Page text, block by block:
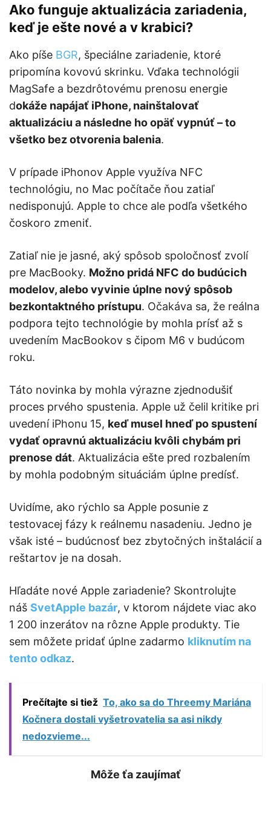
Ako funguje aktualizácia zariadenia,
keď je ešte nové a v krabici?
Ako píše BGR, špeciálne zariadenie, ktoré
pripomína kovovú skrinku. Vďaka technológii
MagSafe a bezdrôtovému prenosu energie
dokáže napájať iPhone, nainštalovať
aktualizáciu a následne ho opäť vypnúť – to
všetko bez otvorenia balenia.
V prípade iPhonov Apple využíva NFC
technológiu, no Mac počítače ňou zatiaľ
nedisponujú. Apple to chce ale podľa všetkého
čoskoro zmeniť.
Zatiaľ nie je jasné, aký spôsob spoločnosť zvolí
pre MacBooky. Možno pridá NFC do budúcich
modelov, alebo vyvinie úplne nový spôsob
bezkontaktného prístupu. Očakáva sa, že reálna
podpora tejto technológie by mohla prísť až s
uvedením MacBookov s čipom M6 v budúcom
roku.
Táto novinka by mohla výrazne zjednodušiť
proces prvého spustenia. Apple už čelil kritike pri
uvedení iPhonu 15, keď musel hneď po spustení
vydať opravnú aktualizáciu kvôli chybám pri
prenose dát. Aktualizácia ešte pred rozbalením
by mohla podobným situáciám úplne predísť.
Uvidíme, ako rýchlo sa Apple posunie z
testovacej fázy k reálnemu nasadeniu. Jedno je
však isté – budúcnosť bez zbytočných inštalácií a
reštartov je na dosah.
Hľadáte nové Apple zariadenie? Skontrolujte
náš SvetApple bazár, v ktorom nájdete viac ako
1 200 inzerátov na rôzne Apple produkty. Tie
sem môžete pridať úplne zadarmo kliknutím na
tento odkaz.
Prečítajte si tiež To, ako sa do Threemy Mariána
Kočnera dostali vyšetrovatelia sa asi nikdy
nedozvieme...
Môže ťa zaujímať